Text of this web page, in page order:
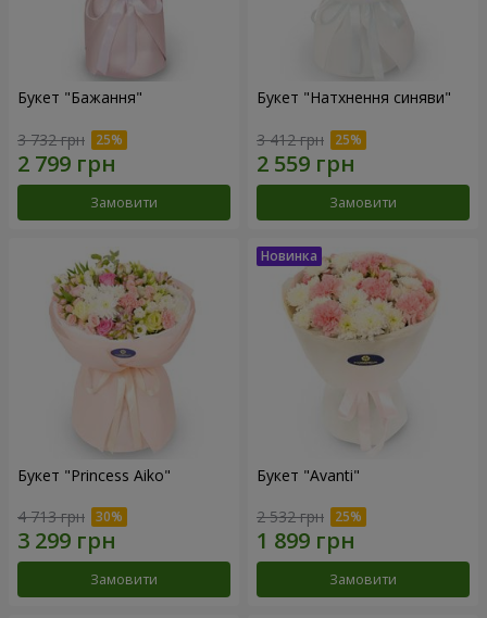
Букет "Бажання"
3 732 грн
Замовити
Букет "Натхнення синяви"
3 412 грн
Замовити
Букет "Princess Aiko"
4 713 грн
Замовити
Букет "Avanti"
2 532 грн
Замовити